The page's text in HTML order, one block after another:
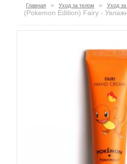
Главная » Уход за телом » Уход
(Pokemon Edition) Fairy -